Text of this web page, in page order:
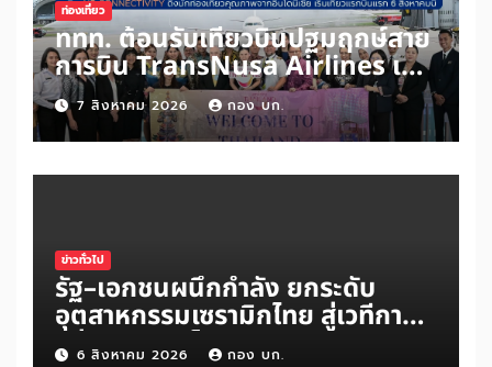
ท่องเที่ยว
ททท. ต้อนรับเที่ยวบินปฐมฤกษ์สาย
การบิน TransNusa Airlines เส้น
ทางจาการ์ตา-กรุงเทพฯ เสริม Air
Connectivity ดึงนักท่องเที่ยว
คุณภาพจากอินโดนีเซีย เริ่มเที่ยว
แรกบินแรก 6 สิงหาคมนี้
7 สิงหาคม 2026 กอง บก.
ข่าวทั่วไป
รัฐ–เอกชนผนึกกำลัง ยกระดับ
อุตสาหกรรมเซรามิกไทย สู่เวทีการ
แข่งขันระดับโลก
6 สิงหาคม 2026 กอง บก.